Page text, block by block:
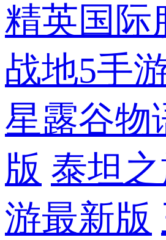
精英国际
战地5手
星露谷物
版 泰坦
游最新版